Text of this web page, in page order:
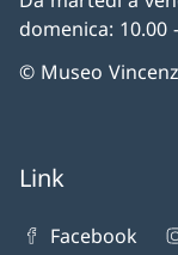
domenica: 10.00
© Museo
Link
Facebook